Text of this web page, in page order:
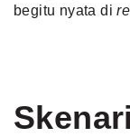
begitu nyata di